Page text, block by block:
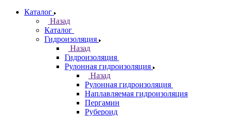
Каталог
Назад
Каталог
Гидроизоляция
Назад
Гидроизоляция
Рулонная гидроизоляция
Назад
Рулонная гидроизоляция
Наплавляемая гидроизоляция
Пергамин
Рубероид